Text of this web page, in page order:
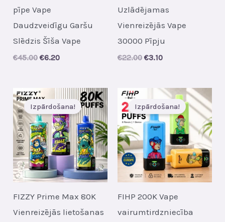
pīpe Vape
Daudzveidīgu Garšu
Slēdzis Šīša Vape
€45.00 Original
€45.00.
€6.20Current
€6.20.
Uzlādējamas
Vienreizējās Vape
30000 Pīpju
€22.00 Original
€22.00.
€3.10Current
€3.10.
Izpārdošana!
FIZZY Prime Max 80K
Vienreizējās lietošanas
Izpārdošana!
FIHP 200K Vape
vairumtirdzniecība